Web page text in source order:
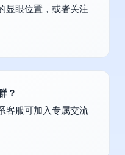
显眼位置，或者关注
？
客服可加入专属交流